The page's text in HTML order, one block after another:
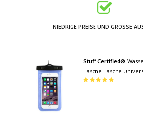
NIEDRIGE PREISE UND GROSSE
Stuff Certified®
Tasche Tasche
Huawei Blue - Bis zu